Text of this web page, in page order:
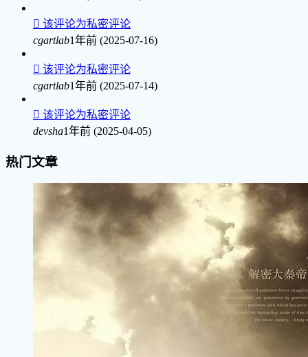
 该评论为私密评论
cgartlab1年前 (2025-07-16)
 该评论为私密评论
cgartlab1年前 (2025-07-14)
 该评论为私密评论
devsha1年前 (2025-04-05)
热门文章